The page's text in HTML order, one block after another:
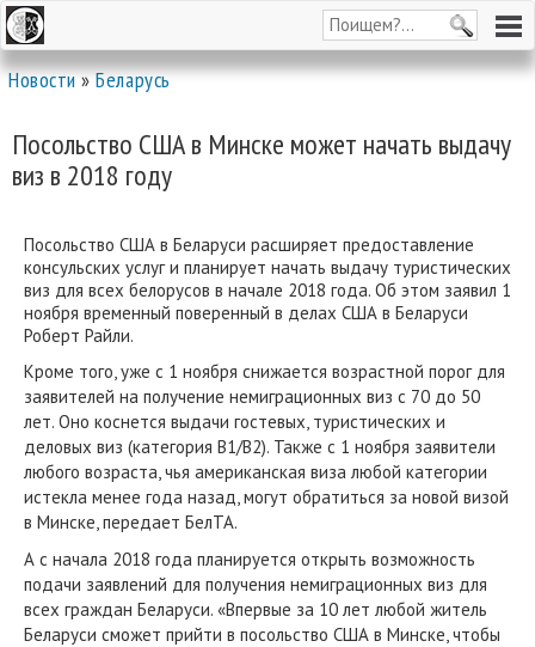
Новости»Беларусь
Посольство США в Минске может начать выдачу
виз в 2018 году
Посольство США в Беларуси расширяет предоставление
консульских услуг и планирует начать выдачу туристических
виз для всех белорусов в начале 2018 года. Об этом заявил 1
ноября временный поверенный в делах США в Беларуси
Роберт Райли.
Кроме того, уже с 1 ноября снижается возрастной порог для
заявителей на получение немиграционных виз с 70 до 50
лет. Оно коснется выдачи гостевых, туристических и
деловых виз (категория В1/В2). Также с 1 ноября заявители
любого возраста, чья американская виза любой категории
истекла менее года назад, могут обратиться за новой визой
в Минске, передает БелТА.
А с начала 2018 года планируется открыть возможность
подачи заявлений для получения немиграционных виз для
всех граждан Беларуси. «Впервые за 10 лет любой житель
Беларуси сможет прийти в посольство США в Минске, чтобы